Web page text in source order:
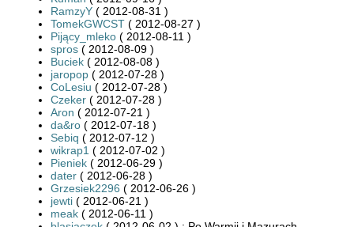
RamzyY ( 2012-08-31 )
TomekGWCST ( 2012-08-27 )
Pijący_mleko ( 2012-08-11 )
spros ( 2012-08-09 )
Buciek ( 2012-08-08 )
jaropop ( 2012-07-28 )
CoLesiu ( 2012-07-28 )
Czeker ( 2012-07-28 )
Aron ( 2012-07-21 )
da&ro ( 2012-07-18 )
Sebiq ( 2012-07-12 )
wikrap1 ( 2012-07-02 )
Pieniek ( 2012-06-29 )
dater ( 2012-06-28 )
Grzesiek2296 ( 2012-06-26 )
jewti ( 2012-06-21 )
meak ( 2012-06-11 )